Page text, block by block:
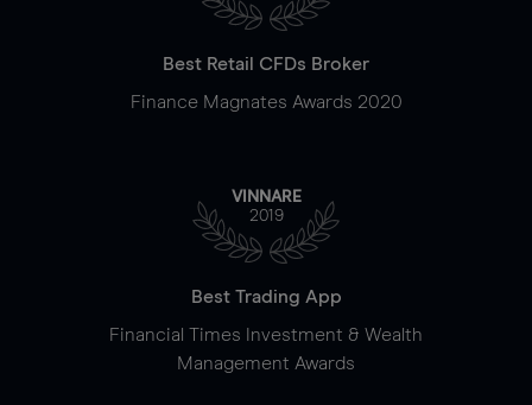
Best Retail CFDs Broker
Finance Magnates Awards 2020
VINNARE
2019
Best Trading App
Financial Times Investment & Wealth
Management Awards